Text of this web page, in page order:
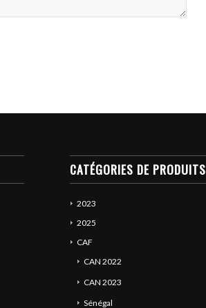
CATÉGORIES DE PRODUITS
2023
2025
CAF
CAN 2022
CAN 2023
Sénégal